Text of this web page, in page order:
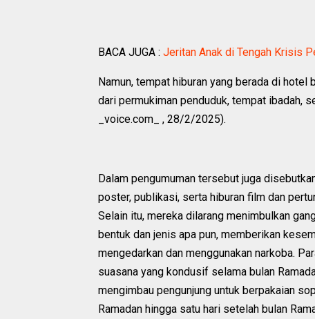
BACA JUGA : Jeritan Anak di Tengah Krisis
Namun, tempat hiburan yang berada di
dari permukiman penduduk, tempat ibadah,
_voice.com_ , 28/2/2025).
Dalam pengumuman tersebut juga
poster, publikasi, serta hiburan film dan
Selain itu, mereka dilarang menimbulkan
bentuk dan jenis apa pun, memberikan
mengedarkan dan menggunakan narkoba.
suasana yang kondusif selama bulan
mengimbau pengunjung untuk berpakaian
Ramadan hingga satu hari setelah bulan